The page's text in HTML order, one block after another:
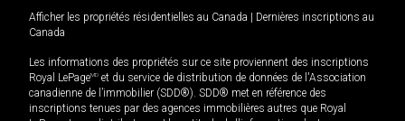
Afficher les propriétés résidentielles au Canada
Dernières inscriptions au
Canada
Les informations des propriétés sur ce site proviennent des inscriptions
Royal LePageMD et du service de distribution de données de l'Association
canadienne de l’immobilier (SDD®). SDD® met en référence des
inscriptions tenues par des agences immobilières autres que Royal